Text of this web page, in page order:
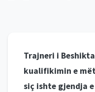
Trajneri i
kualifikimin e
siç ishte gjendja